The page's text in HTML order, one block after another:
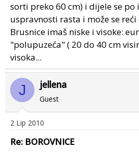
sorti preko 60 cm) i dijele se po
uspravnosti rasta i može se reći
Brusnice imaš niske i visoke:
"polupuzeća" ( 20 do 40 cm
visoka...
J jellena
Guest
2 Lip 2010
Re: BOROVNICE